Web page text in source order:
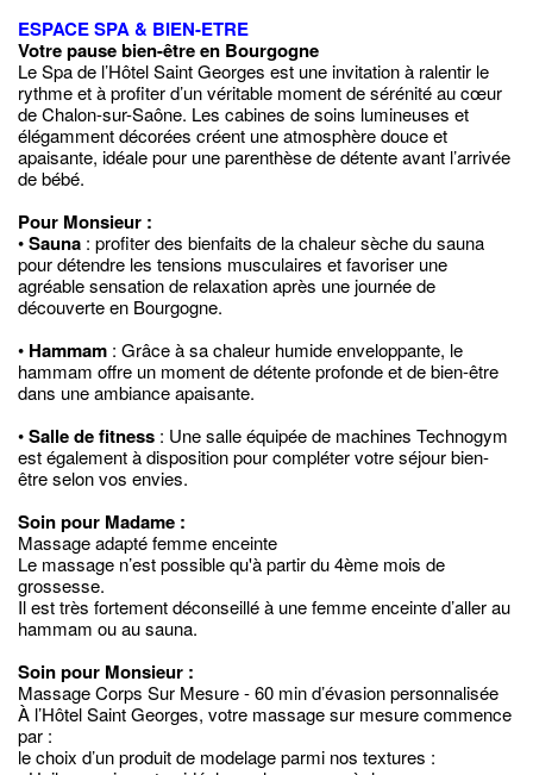
ESPACE SPA & BIEN-ETRE
Votre pause bien-être en Bourgogne
Le Spa de l’Hôtel Saint Georges est une invitation à ralentir le
rythme et à profiter d’un véritable moment de sérénité au cœur
de Chalon-sur-Saône. Les cabines de soins lumineuses et
élégamment décorées créent une atmosphère douce et
apaisante, idéale pour une parenthèse de détente avant l’arrivée
de bébé.
Pour Monsieur :
•Sauna : profiter des bienfaits de la chaleur sèche du sauna
pour détendre les tensions musculaires et favoriser une
agréable sensation de relaxation après une journée de
découverte en Bourgogne.
• Hammam : Grâce à sa chaleur humide enveloppante, le
hammam offre un moment de détente profonde et de bien-être
dans une ambiance apaisante.
•Salle de fitness : Une salle équipée de machines Technogym
est également à disposition pour compléter votre séjour bien-
être selon vos envies.
Soin pour Madame :
Massage adapté femme enceinte
Le massage n’est possible qu'à partir du 4ème mois de
grossesse.
Il est très fortement déconseillé à une femme enceinte d’aller au
hammam ou au sauna.
Soin pour Monsieur :
Massage Corps Sur Mesure - 60 min d’évasion personnalisée
À l’Hôtel Saint Georges, votre massage sur mesure commence
par :
le choix d’un produit de modelage parmi nos textures :